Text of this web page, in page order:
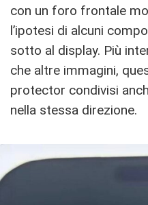
con un foro frontale
l’ipotesi di alcuni
sotto al display. Più
che altre immagini,
protector condivisi
nella stessa direzione.